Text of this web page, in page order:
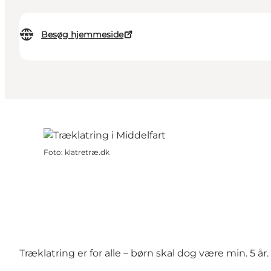
Besøg hjemmeside
Foto: klatretræ.dk
Træklatring er for alle – børn skal dog være min. 5 år.